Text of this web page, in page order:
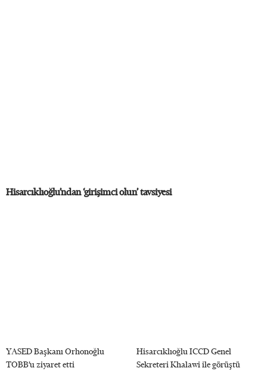
Hisarcıklıoğlu’ndan ‘girişimci olun’ tavsiyesi
YASED Başkanı Orhonoğlu
TOBB’u ziyaret etti
Hisarcıklıoğlu ICCD Genel
Sekreteri Khalawi ile görüştü